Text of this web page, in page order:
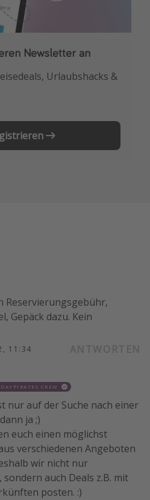
Newsletter an
Urlaubshacks &
als
Reservierungsgebühr,
Gepäck dazu. Kein
11:34
CREW
nur auf der Suche nach einer
ja ;)
euch einen möglichst
verschiedenen Angeboten
wir nicht nur
sondern auch Deals z.B. mit
posten. :)